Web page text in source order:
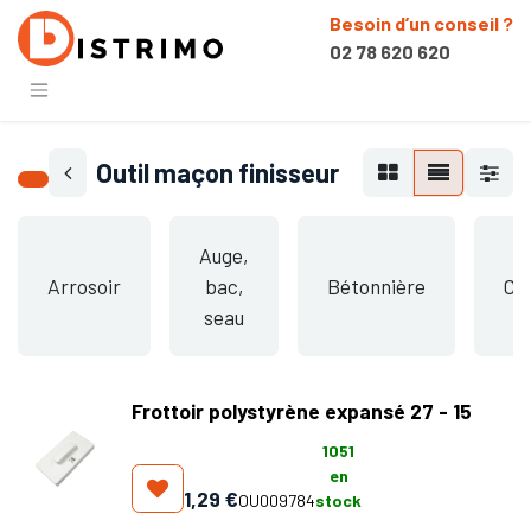
Besoin d’un conseil ?
02 78 620 620
Outil maçon finisseur
Arrosoir
Auge,
bac,
seau
Bétonnière
Frottoir polystyrène expansé 27 - 15
1,29 €OU009784
1051
en
stock